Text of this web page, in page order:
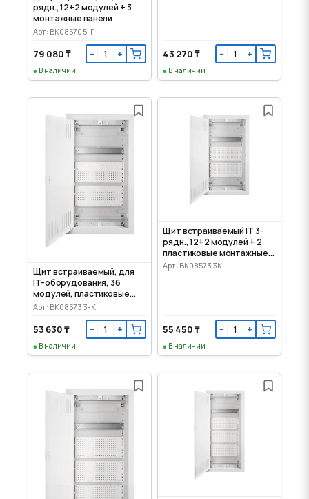
рядн., 12+2 модулей + 3
монтажные панели
Арт: BK085705-F
79 080 ₸ − +
В наличии
43 270 ₸ − +
В наличии
Щит встраиваемый, для
IT-оборудования, 36
модулей, пластиковые
панели
Арт: BK085733-K
53 630 ₸ − +
В наличии
Щит встраиваемый IT 3-
рядн., 12+2 модулей + 2
пластиковые монтажные
панели
Арт: BK085733K
55 450 ₸ − +
В наличии